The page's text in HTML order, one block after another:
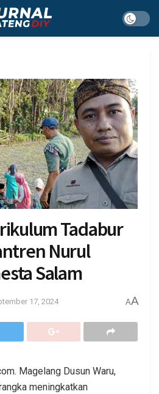
Tadabur
Nurul
Salam
17, 2024 AA
Magelang Dusun Waru,
meningkatkan